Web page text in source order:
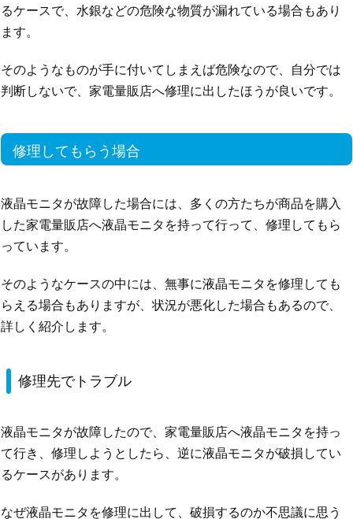
るケースで、水銀などの危険な物質が漏れている場合もあり
ます。
そのようなものが手に付いてしまえば危険なので、自分では
判断しないで、家電量販店へ修理に出したほうが良いです。
修理してもらう場合
液晶モニタが故障した場合には、多くの方たちが商品を購入
した家電量販店へ液晶モニタを持って行って、修理してもら
っています。
そのようなケースの中には、無事に液晶モニタを修理しても
らえる場合もありますが、状況が悪化した場合もあるので、
詳しく紹介します。
修理先でトラブル
液晶モニタが故障したので、家電量販店へ液晶モニタを持っ
て行き、修理しようとしたら、逆に液晶モニタが破損してい
るケースがあります。
なぜ液晶モニタを修理に出して、破損するのか不思議に思う